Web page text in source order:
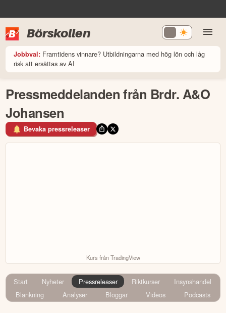
Börskollen
Jobbval: Framtidens vinnare? Utbildningarna med hög lön och låg
risk att ersättas av AI
Pressmeddelanden från Brdr. A&O
Johansen
Bevaka pressreleaser
Kurs från TradingView
Start Nyheter Pressreleaser Riktkurser
Insynshandel
Blankning
Analyser Bloggar Videos Podcasts